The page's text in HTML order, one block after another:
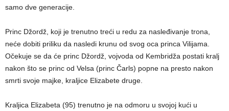
samo dve generacije.
Princ Džordž, koji je trenutno treći u redu za nasleđivanje trona,
neće dobiti priliku da nasledi krunu od svog oca princa Vilijama.
Očekuje se da će princ Džordž, vojvoda od Kembridža postati kralj
nakon što se princ od Velsa (princ Čarls) popne na presto nakon
smrti svoje majke, kraljice Elizabete druge.
Kraljica Elizabeta (95) trenutno je na odmoru u svojoj kući u